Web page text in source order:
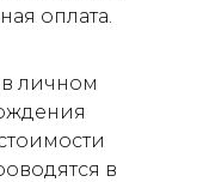
оплата.
в личном
в